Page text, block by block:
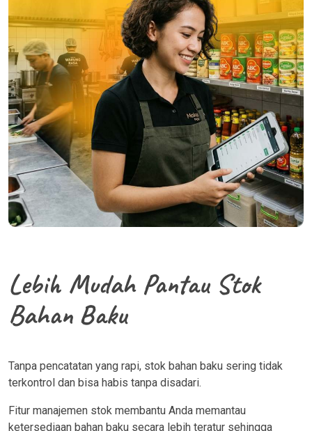
Lebih Mudah Pantau Stok
Bahan Baku
Tanpa pencatatan yang rapi, stok bahan baku sering tidak
terkontrol dan bisa habis tanpa disadari.
Fitur manajemen stok membantu Anda memantau
ketersediaan bahan baku secara lebih teratur sehingga